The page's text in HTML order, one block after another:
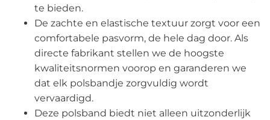
te bieden.
De zachte en elastische textuur zorgt voor een
comfortabele pasvorm, de hele dag door. Als
directe fabrikant stellen we de hoogste
kwaliteitsnormen voorop en garanderen we
dat elk polsbandje zorgvuldig wordt
vervaardigd.
Deze polsband biedt niet alleen uitzonderlijk